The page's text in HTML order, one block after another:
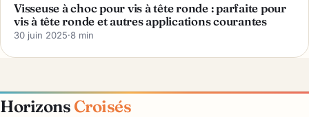
Visseuse à choc pour vis à tête ronde : parfaite pour
vis à tête ronde et autres applications courantes
30 juin 2025·8 min
Horizons Croisés